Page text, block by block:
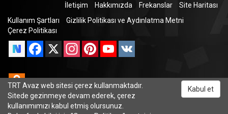
İletişim
Hakkımızda Frekanslar
Site Haritası
Kullanım Şartları
Gizlilik Politikası ve Aydınlatma Metni
Çerez Politikası
Facebook
X InstagramPinterestYouTube
Odnoklassniki
TRT Avaz web sitesi çerez kullanmaktadır.
Sitede gezinmeye devam ederek, çerez
kullanımımızı kabul etmiş olursunuz.
Kabul et